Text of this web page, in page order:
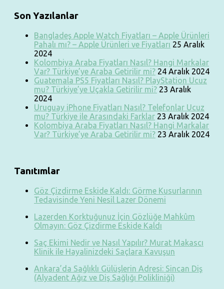
Son Yazılanlar
Bangladeş Apple Watch Fiyatları – Apple Ürünleri
Pahalı mı? – Apple Ürünleri ve Fiyatları 25 Aralık
2024
Kolombiya Araba Fiyatları Nasıl? Hangi Markalar
Var? Türkiye’ye Araba Getirilir mi? 24 Aralık 2024
Guatemala PS5 Fiyatları Nasıl? PlayStation Ucuz
mu? Türkiye’ye Uçakla Getirilir mi? 23 Aralık
2024
Uruguay iPhone Fiyatları Nasıl? Telefonlar Ucuz
mu? Türkiye ile Arasındaki Farklar 23 Aralık 2024
Kolombiya Araba Fiyatları Nasıl? Hangi Markalar
Var? Türkiye’ye Araba Getirilir mi? 23 Aralık 2024
Tanıtımlar
Göz Çizdirme Eskide Kaldı: Görme Kusurlarının
Tedavisinde Yeni Nesil Lazer Dönemi
Lazerden Korktuğunuz İçin Gözlüğe Mahkûm
Olmayın: Göz Çizdirme Eskide Kaldı
Saç Ekimi Nedir ve Nasıl Yapılır? Murat Makascı
Klinik ile Hayalinizdeki Saçlara Kavuşun
Ankara’da Sağlıklı Gülüşlerin Adresi: Sincan Diş
(Alyadent Ağız ve Diş Sağlığı Polikliniği)